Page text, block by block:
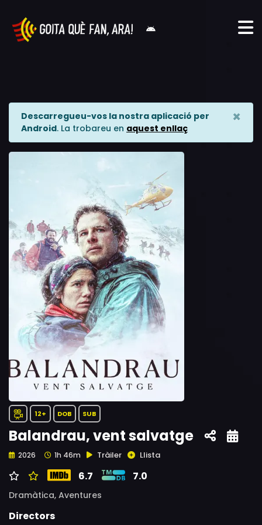
Descarregueu-vos la nostra aplicació per
Android. La trobareu en aquest enllaç
×
12+ DOB SUB
Balandrau, vent salvatge
2026 1h 46m Tràiler Llista
6.7 7.0
Dramàtica, Aventures
Directors